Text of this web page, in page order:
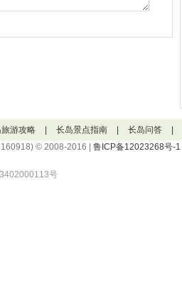
游攻略 长岛景点指南 长岛问答
© 2008-2016 | 鲁ICP备12023268号-1
号